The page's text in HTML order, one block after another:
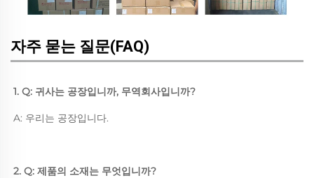
자주 묻는 질문(FAQ)
1. Q: 귀사는 공장입니까, 무역회사입니까?
A: 우리는 공장입니다.
2. Q: 제품의 소재는 무엇입니까?